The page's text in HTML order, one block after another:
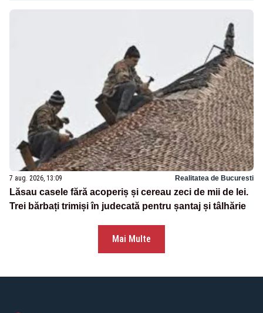
7 aug. 2026, 13:09 Realitatea de Bucuresti
Lăsau casele fără acoperiș și cereau zeci de mii de lei.
Trei bărbați trimiși în judecată pentru șantaj și tâlhărie
Mai Multe